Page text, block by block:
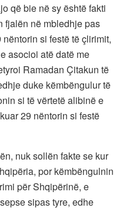
që bie në sy është fakti
fjalën në mbledhje pas
si festë të çlirimit,
asocioi atë datë me
Ramadan Çitakun të
duke këmbëngulur të
si të vërtetë alibinë e
29 nëntorin si festë
nuk sollën fakte se kur
por këmbëngulnin
për Shqipërinë, e
sipas tyre, edhe